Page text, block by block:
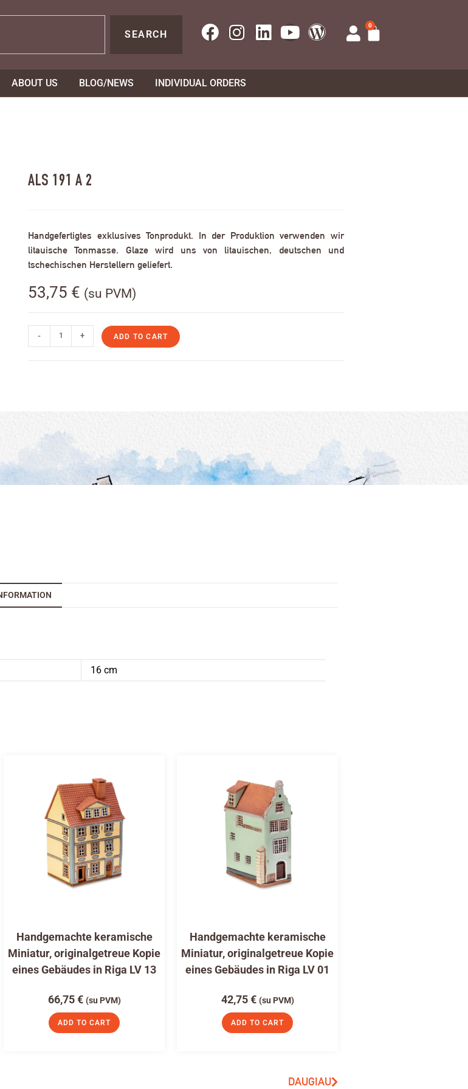
SEARCH
0
ABOUT US BLOG/NEWS INDIVIDUAL ORDERS
ALS 191 A 2
Handgefertigtes exklusives Tonprodukt. In der Produktion verwenden wir
litauische Tonmasse. Glaze wird uns von litauischen, deutschen und
tschechischen Herstellern geliefert.
53,75 € (su PVM)
- + ADD TO CART
16 cm
Handgemachte keramische
Miniatur, originalgetreue Kopie
eines Gebäudes in Riga LV 13
66,75€ (su PVM)
ADD TO CART
Handgemachte keramische
Miniatur, originalgetreue Kopie
eines Gebäudes in Riga LV 01
42,75€ (su PVM)
ADD TO CART
DAUGIAU